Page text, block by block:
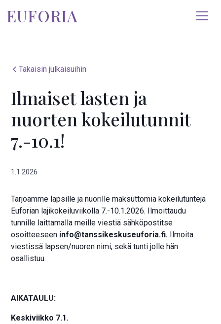
EUFORIA
Takaisin julkaisuihin
Ilmaiset lasten ja
nuorten kokeilutunnit
7.-10.1!
1.1.2026
Tarjoamme lapsille ja nuorille maksuttomia kokeilutunteja
Euforian lajikokeiluviikolla 7.-10.1.2026. Ilmoittaudu
tunnille laittamalla meille viestiä sähköpostitse
osoitteeseen info@tanssikeskuseuforia.fi. Ilmoita
viestissä lapsen/nuoren nimi, sekä tunti jolle hän
osallistuu.
AIKATAULU:
Keskiviikko 7.1.